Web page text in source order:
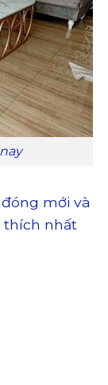
mới và
thích nhất